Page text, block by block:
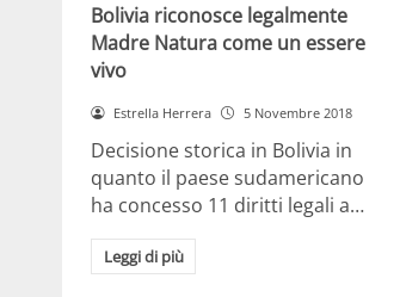
Bolivia riconosce legalmente
Madre Natura come un essere
vivo
Estrella Herrera 5 Novembre 2018
Decisione storica in Bolivia in
quanto il paese sudamericano
ha concesso 11 diritti legali a…
Leggi di più